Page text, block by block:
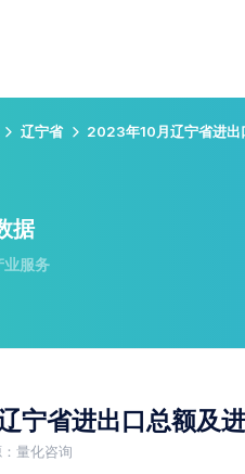
辽宁省 2023年10月辽宁省进出
据
业服务
宁省进出口总额及
量化咨询